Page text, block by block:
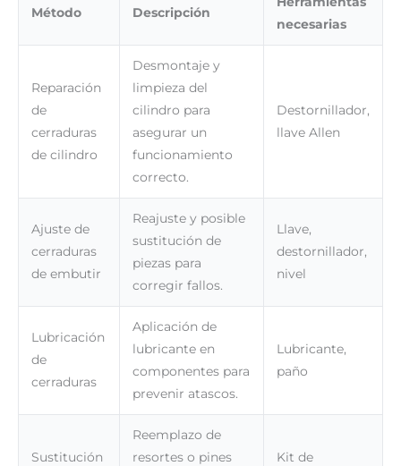
Método Descripción
necesarias
Reparación
de
cerraduras
de cilindro
Desmontaje y
limpieza del
cilindro para
asegurar un
funcionamiento
correcto.
Destornillador,
llave Allen
Ajuste de
cerraduras
de embutir
Reajuste y posible
sustitución de
piezas para
corregir fallos.
Llave,
destornillador,
nivel
Lubricación
de
cerraduras
Aplicación de
lubricante en
componentes para
prevenir atascos.
Lubricante,
paño
Sustitución
Reemplazo de
resortes o pines
Kit de